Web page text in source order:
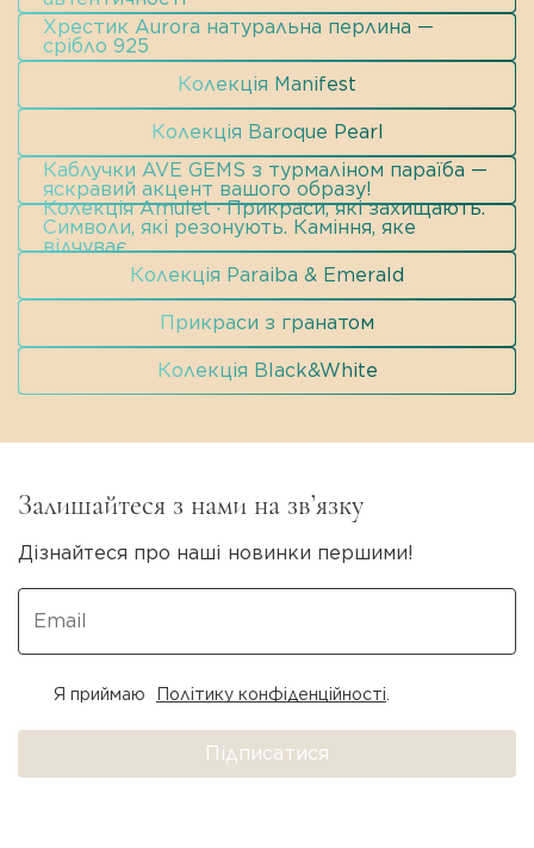
Хрестик Aurora натуральна перлина —
срібло 925
Колекція Manifest
Колекція Baroque Pearl
Каблучки AVE GEMS з турмаліном параїба —
яскравий акцент вашого образу!
Колекція Amulet · Прикраси, які захищають.
Символи, які резонують. Каміння, яке
відчуває.
Колекція Paraiba & Emerald
Прикраси з гранатом
Колекція Black&White
Залишайтеся з нами на зв’язку
Дізнайтеся про наші новинки першими!
Підписатися
Я приймаю Політику конфіденційності